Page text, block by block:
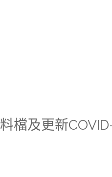
檔及更新